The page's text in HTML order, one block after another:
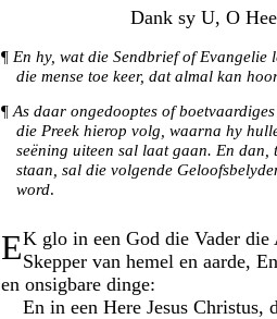
Dank sy U, O
¶ En hy, wat die Sendbrief of Evangelie
die mense toe keer, dat almal kan
¶ As daar ongedooptes of
die Preek hierop volg, waarna hy
seëning uiteen sal laat gaan. En dan,
staan, sal die volgende
word.
EK glo in een God die Vader die
Skepper van hemel en aarde,
en onsigbare dinge:
En in een Here Jesus Christus,